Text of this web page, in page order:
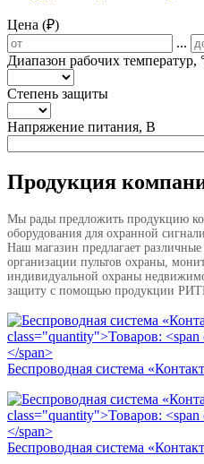
Цена (₽)
...
Диапазон рабочих температур,
Степень защиты
Напряжение питания, В
Продукция
Мы рады предложить продукцию
оборудования для охранной
Наш магазин предлагает
организации пультов охраны,
индивидуальной охраны
защиту с помощью продукции
Беспроводная система
Беспроводная система